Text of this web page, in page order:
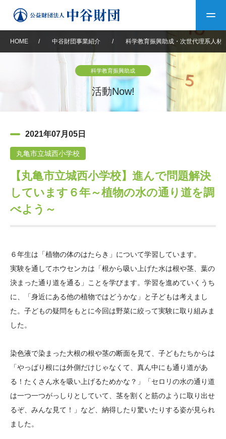
中谷財団について
設立趣意書
沿革 40年史デジタルブック
中谷財団40年史
年報一覧 中谷財団レポート
中谷財団事業紹介
神戸賞 長期大型研究助成
研究助成
ム
科学教育振興助成・
次世代理系人材育成プ
ログラム助成
中谷財団動画紹介
その他情報
その他情報
アクセス よくあるご質問
サイトマップ 中谷財団アーカイブ
日本語 English マイページ
HOME / 中谷財団事業紹介 / 科学教育振興助成・次世代理系人材
科学教育振興助成
活動Now!
2021年07月05日
丸亀市立城西小学校
【丸亀市立城西小学校】進んで問題解決
しています６年～植物の水の通り道を調
べよう～
６年生は「植物の体のはたらき」について学習しています。
実験を通してホウセンカは「根から吸い上げた水は根や茎、葉の
決まった通り道を通る」ことを学びます。学習を進めていくうち
に、「身近にある他の植物ではどうかな」と子どもは考えまし
た。子どもの疑問をもとに今回は野菜に絞って実験に取り組みま
した。
染色液で染まった大根の根や茎の断面を見て、子どもたちからは
「やっぱり根には外側だけじゃなくて、真ん中にも通り道があ
る！たくさん水を吸い上げるためかな？」「セロリの水の通り道
は一つ一つがっしりとしていて、茎を割くと筋のように取り出せ
るぞ、みんな見て！」など、納得したり驚いたりする姿が見られ
ました。